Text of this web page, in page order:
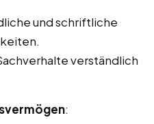
und schriftliche
verständlich
: